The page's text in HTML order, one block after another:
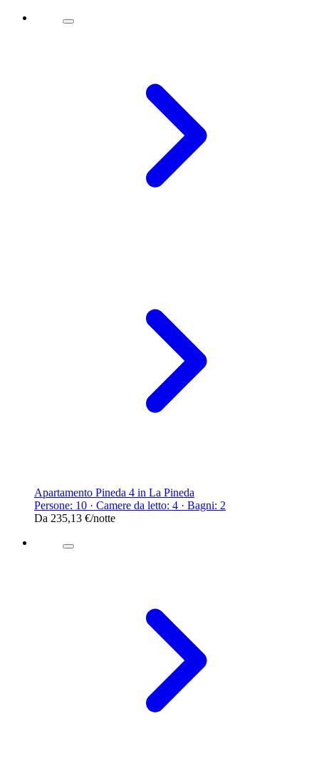
Apartamento Pineda 4 in La Pineda
Persone: 10 · Camere da letto: 4 · Bagni: 2
Da 235,13 €/notte